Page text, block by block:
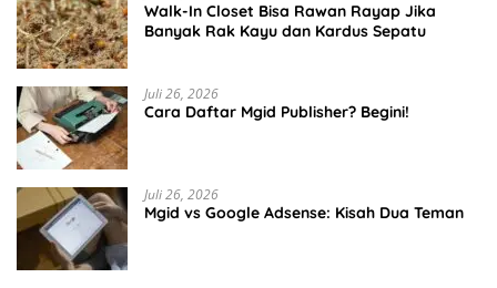
Walk-In Closet Bisa Rawan Rayap Jika
Banyak Rak Kayu dan Kardus Sepatu
Juli 26, 2026
Cara Daftar Mgid Publisher? Begini!
Juli 26, 2026
Mgid vs Google Adsense: Kisah Dua Teman